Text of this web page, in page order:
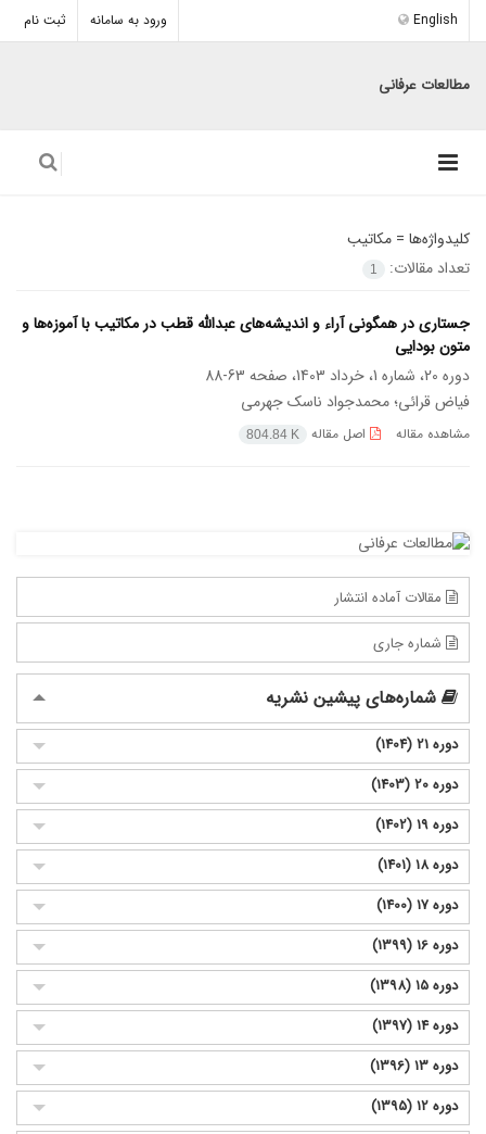
ورود به سامانه ثبت نام English
مطالعات عرفانی
کلیدواژه‌ها = مکاتیب
تعداد مقالات:
1
جستاری در همگونی آراء و اندیشه‌های عبدالله قطب در مکاتیب با آموزه‌ها و
متون بودایی
دوره 20، شماره 1، خرداد 1403، صفحه
63-88
فیاض قرائی؛ محمدجواد ناسک جهرمی
مشاهده مقاله اصل مقاله 804.84 K
مقالات آماده انتشار
شماره جاری
شماره‌های پیشین نشریه
دوره 21 (1404)
دوره 20 (1403)
دوره 19 (1402)
دوره 18 (1401)
دوره 17 (1400)
دوره 16 (1399)
دوره 15 (1398)
دوره 14 (1397)
دوره 13 (1396)
دوره 12 (1395)